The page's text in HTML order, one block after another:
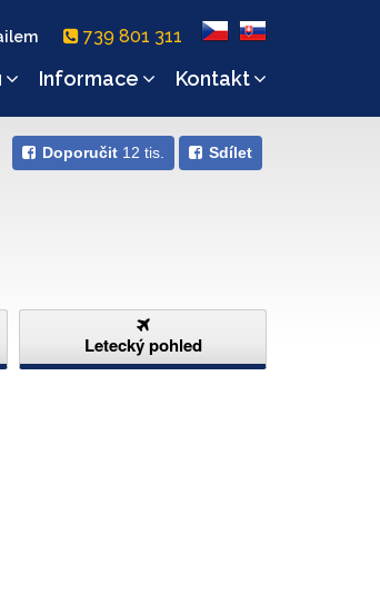
739 801 311
Informace Kontakt
Doporučit 12 tis. Sdílet
Letecký pohled